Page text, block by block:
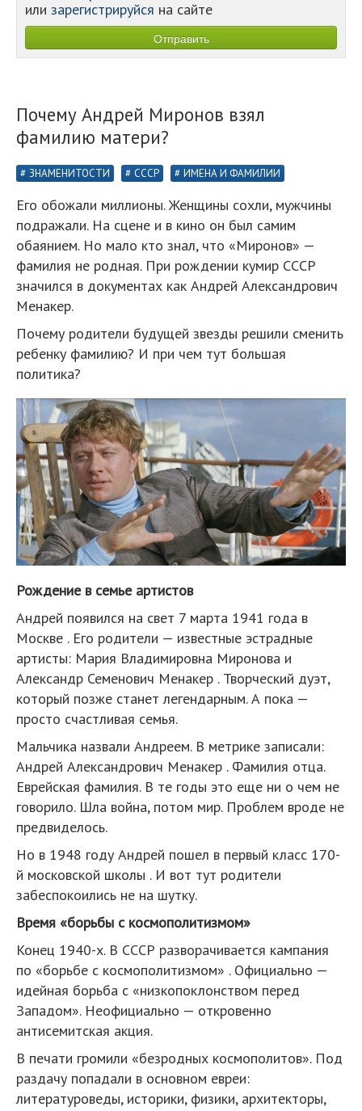
или зарегистрируйся на сайте
Почему Андрей Миронов взял
фамилию матери?
ЗНАМЕНИТОСТИ СССР ИМЕНА И ФАМИЛИИ
Его обожали миллионы. Женщины сохли, мужчины
подражали. На сцене и в кино он был самим
обаянием. Но мало кто знал, что «Миронов» —
фамилия не родная. При рождении кумир СССР
значился в документах как Андрей Александрович
Менакер.
Почему родители будущей звезды решили сменить
ребенку фамилию? И при чем тут большая
политика?
Рождение в семье артистов
Андрей появился на свет 7 марта 1941 года в
Москве . Его родители — известные эстрадные
артисты: Мария Владимировна Миронова и
Александр Семенович Менакер . Творческий дуэт,
который позже станет легендарным. А пока —
просто счастливая семья.
Мальчика назвали Андреем. В метрике записали:
Андрей Александрович Менакер . Фамилия отца.
Еврейская фамилия. В те годы это еще ни о чем не
говорило. Шла война, потом мир. Проблем вроде не
предвиделось.
Но в 1948 году Андрей пошел в первый класс 170-
й московской школы . И вот тут родители
забеспокоились не на шутку.
Время «борьбы с космополитизмом»
Конец 1940-х. В СССР разворачивается кампания
по «борьбе с космополитизмом» . Официально —
идейная борьба с «низкопоклонством перед
Западом». Неофициально — откровенно
антисемитская акция.
В печати громили «безродных космополитов». Под
раздачу попадали в основном евреи:
литературоведы, историки, физики, архитекторы,